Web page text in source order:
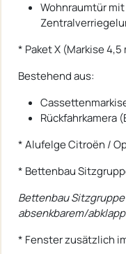
Wohnraumtür
* Paket X (Markise 4,5
Bestehend aus:
Rückfahrkamera
* Alufelge Citroën /
* Bettenbau
Bettenbau Sitzgruppe
absenkbarem/
* Fenster zusätzlich